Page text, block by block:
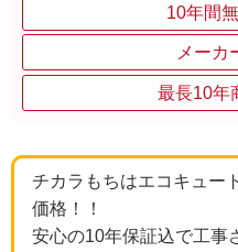
10年間
メーカ
最長10年
チカラもちはエコキュー
価格！！
安心の10年保証込で工事